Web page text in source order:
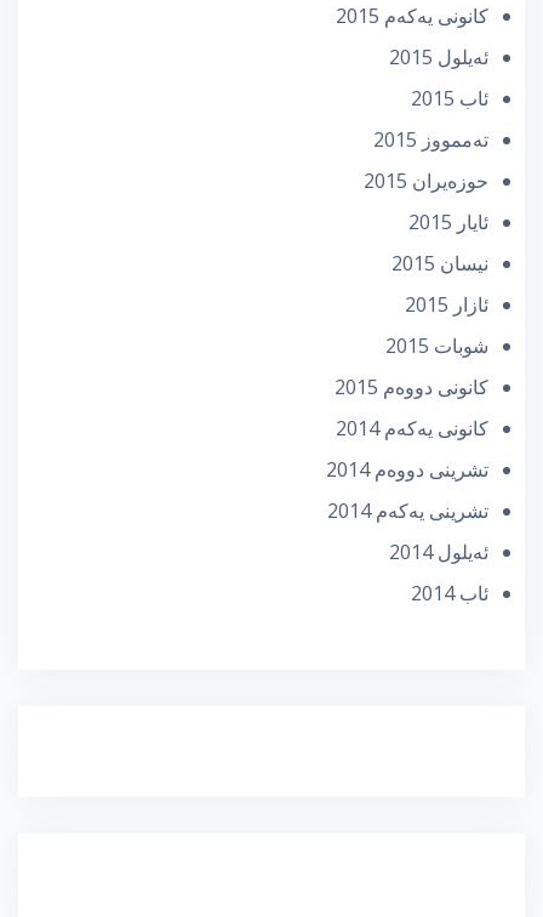
كانونی یه‌كه‌م 2015
ئه‌یلول 2015
ئاب 2015
تەممووز 2015
حوزه‌یران 2015
ئایار 2015
نیسان 2015
ئازار 2015
شوبات 2015
كانونی دووه‌م 2015
كانونی یه‌كه‌م 2014
تشرینی دووه‌م 2014
تشرینی یه‌كه‌م 2014
ئه‌یلول 2014
ئاب 2014